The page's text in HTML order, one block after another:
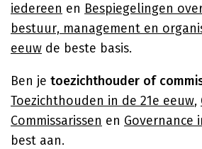
iedereen en Bespiegelingen
bestuur, management en
eeuw de beste basis.
Ben je toezichthouder of
Toezichthouden in de 21e eeuw,
Commissarissen en Governance
best aan.